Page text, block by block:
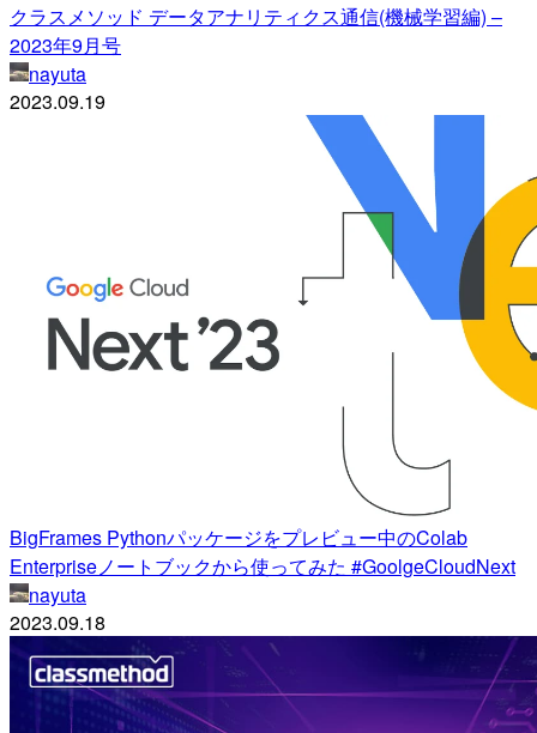
クラスメソッド データアナリティクス通信(機械学習編) –
2023年9月号
nayuta
2023.09.19
BigFrames Pythonパッケージをプレビュー中のColab
Enterpriseノートブックから使ってみた #GoolgeCloudNext
nayuta
2023.09.18